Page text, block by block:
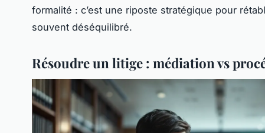
formalité : c’est une riposte stratégique pour
souvent déséquilibré.
Résoudre un litige : médiation vs